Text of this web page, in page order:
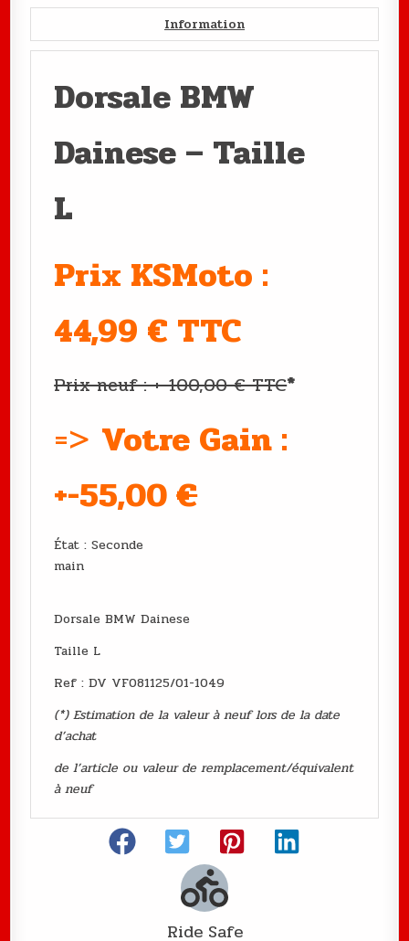
Information
Dorsale BMW
Dainese – Taille
L
Prix KSMoto :
44,99 € TTC
Prix neuf : +-100,00 € TTC*
=> Votre Gain :
+-55,00€
État : Seconde
main
Dorsale BMW Dainese
Taille L
Ref : DV VF081125/01-1049
(*) Estimation de la valeur à neuf lors de la date
d’achat
de l’article ou valeur de remplacement/équivalent
à neuf
Ride Safe